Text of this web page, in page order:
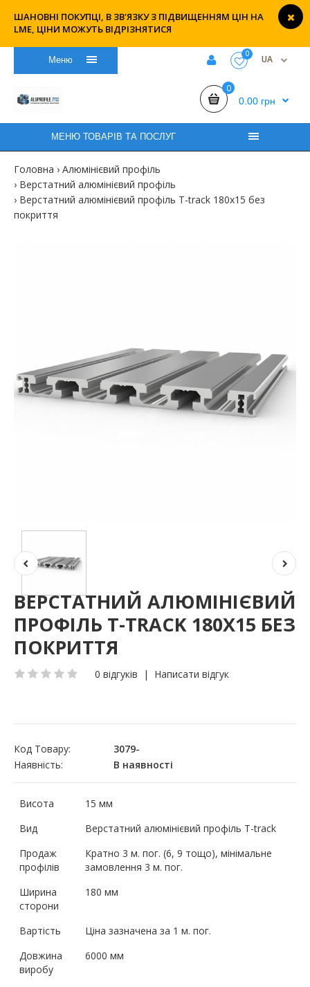
ШАНОВНІ ПОКУПЦІ, В ЗВ'ЯЗКУ З ПІДВИЩЕННЯМ ЦІН НА
LME, ЦІНИ МОЖУТЬ ВІДРІЗНЯТИСЯ
Меню
0 UA
0
0.00 грн
МЕНЮ ТОВАРІВ ТА ПОСЛУГ
Головна
Алюмінієвий профіль
Верстатний алюмінієвий профіль
Верстатний алюмінієвий профіль T-track 180х15 без
покриття
ВЕРСТАТНИЙ АЛЮМІНІЄВИЙ
ПРОФІЛЬ T-TRACK 180Х15 БЕЗ
ПОКРИТТЯ
0 відгуків | Написати відгук
Код Товару:
3079-
Наявність:
В наявності
Висота
15 мм
Вид
Верстатний алюмінієвий профіль T-track
Продаж
профілів
Кратно 3 м. пог. (6, 9 тощо), мінімальне
замовлення 3 м. пог.
Ширина
сторони
180 мм
Вартість
Ціна зазначена за 1 м. пог.
Довжина
виробу
6000 мм